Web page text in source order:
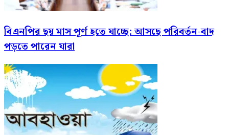
বিএনপির ছয় মাস পূর্ণ হতে যাচ্ছে: আসছে পরিবর্তন-বাদ
পড়তে পারেন যারা